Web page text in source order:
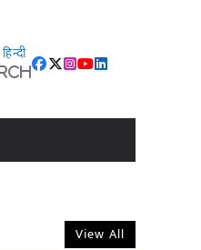
हिन्दी
View All